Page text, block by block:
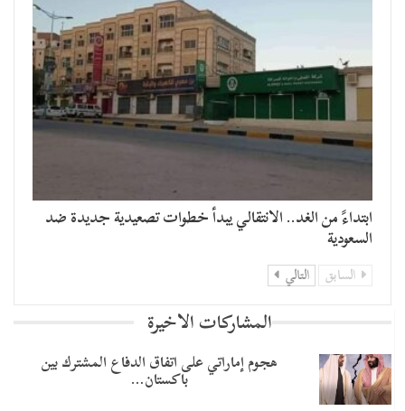
​ابتداءً من الغد.. الانتقالي يبدأ خطوات تصعيدية جديدة ضد
السعودية
السابق التالي
المشاركات الاخيرة
هجوم إماراتي على اتفاق الدفاع المشترك بين
باكستان…